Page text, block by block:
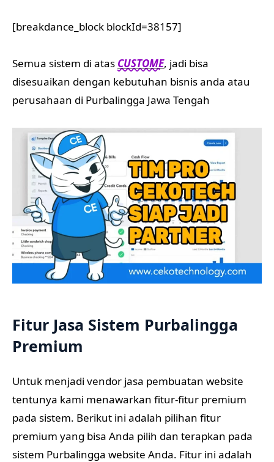
[breakdance_block blockId=38157]
Semua sistem di atas CUSTOME, jadi bisa
disesuaikan dengan kebutuhan bisnis anda atau
perusahaan di Purbalingga Jawa Tengah
Fitur Jasa Sistem Purbalingga
Premium
Untuk menjadi vendor jasa pembuatan website
tentunya kami menawarkan fitur-fitur premium
pada sistem. Berikut ini adalah pilihan fitur
premium yang bisa Anda pilih dan terapkan pada
sistem Purbalingga website Anda. Fitur ini adalah